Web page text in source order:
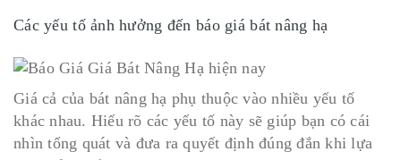
Các yếu tố ảnh hưởng đến báo giá bát nâng hạ
Giá cả của bát nâng hạ phụ thuộc vào nhiều yếu tố
khác nhau. Hiểu rõ các yếu tố này sẽ giúp bạn có cái
nhìn tổng quát và đưa ra quyết định đúng đắn khi lựa